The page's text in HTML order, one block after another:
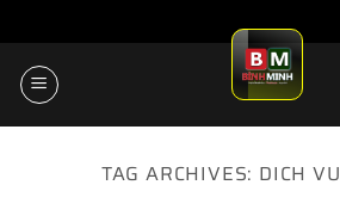
to
content
TAG ARCHIVES: DICH